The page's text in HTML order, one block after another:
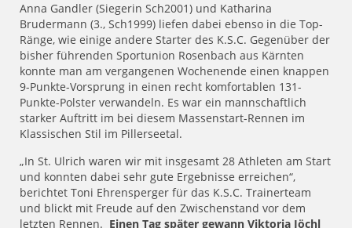
Anna Gandler (Siegerin Sch2001) und Katharina
Brudermann (3., Sch1999) liefen dabei ebenso in die Top-
Ränge, wie einige andere Starter des K.S.C. Gegenüber der
bisher führenden Sportunion Rosenbach aus Kärnten
konnte man am vergangenen Wochenende einen knappen
9-Punkte-Vorsprung in einen recht komfortablen 131-
Punkte-Polster verwandeln. Es war ein mannschaftlich
starker Auftritt im bei diesem Massenstart-Rennen im
Klassischen Stil im Pillerseetal.
„In St. Ulrich waren wir mit insgesamt 28 Athleten am Start
und konnten dabei sehr gute Ergebnisse erreichen“,
berichtet Toni Ehrensperger für das K.S.C. Trainerteam
und blickt mit Freude auf den Zwischenstand vor dem
letzten Rennen. Einen Tag später gewann Viktoria Jöchl